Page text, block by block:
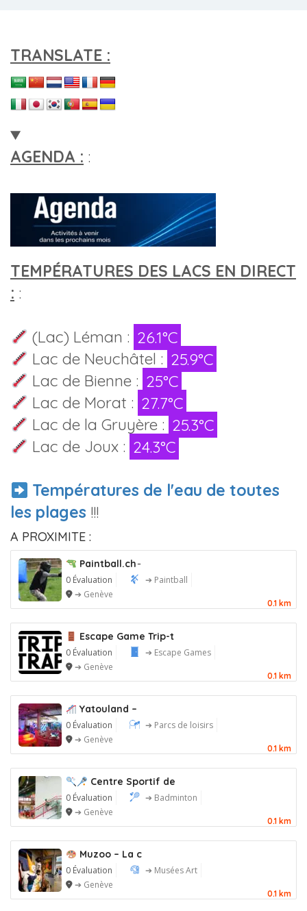
TRANSLATE :
AGENDA : :
TEMPÉRATURES DES LACS EN DIRECT
: :
(Lac) Léman : 26.1°C
Lac de Neuchâtel : 25.9°C
Lac de Bienne : 25°C
Lac de Morat : 27.7°C
Lac de la Gruyère : 25.3°C
Lac de Joux : 24.3°C
Températures de l'eau de toutes
les plages !!!
A PROXIMITE :
Paintball.ch ̵
0 Évaluation
➔ Paintball
➔ Genève
0.1 km
Escape Game Trip-t
0 Évaluation
➔ Escape Games
➔ Genève
0.1 km
Yatouland –
0 Évaluation
➔ Parcs de loisirs
➔ Genève
0.1 km
Centre Sportif de
0 Évaluation
➔ Badminton
➔ Genève
0.1 km
Muzoo – La c
0 Évaluation
➔ Musées Art
➔ Genève
0.1 km